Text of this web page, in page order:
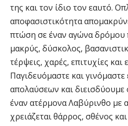
της και τον ίδιο τον εαυτό.
αποφασιστικότητα
πτώση σε έναν αγώνα δρόμου
μακρύς, δύσκολος,
τέρψεις, χαρές, επιτυχίες και
Παγιδευόμαστε και
απολαύσεων και διεισδύουμε
έναν ατέρμονα Λαβύρινθο με
χρειάζεται θάρρος, σθένος